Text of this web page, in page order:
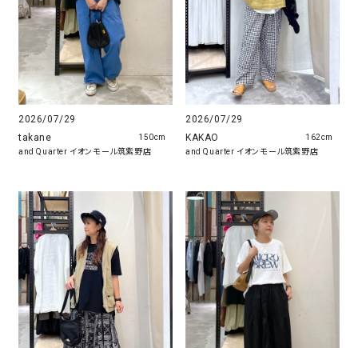
2026/07/29
takane
and Quarter イオンモール筑紫野店
150cm
2026/07/29
KAKAO
and Quarter イオンモール筑紫野店
162cm